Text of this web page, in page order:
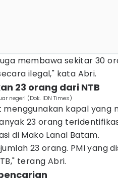
membawa sekitar 30
ilegal," kata Abri.
23 orang dari NTB
negeri (Dok. IDN Times)
menggunakan kapal yang
23 orang
di Mako Lanal Batam.
23 orang. PMI yang
terang Abri.